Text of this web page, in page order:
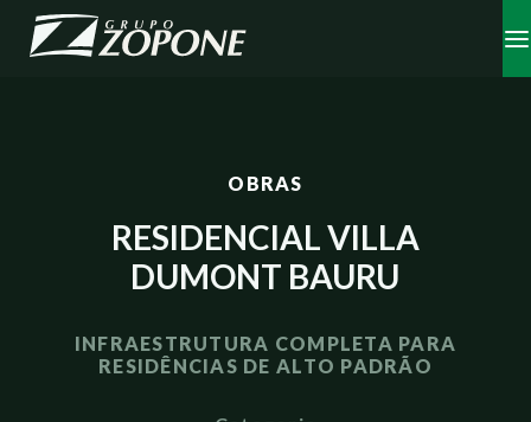
OBRAS
RESIDENCIAL VILLA
DUMONT BAURU
INFRAESTRUTURA COMPLETA PARA
RESIDÊNCIAS DE ALTO PADRÃO